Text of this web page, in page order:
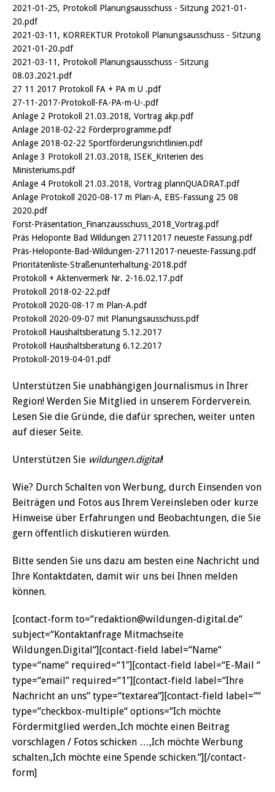
2021-01-25, Protokoll Planungsausschuss - Sitzung 2021-01-
20.pdf
2021-03-11, KORREKTUR Protokoll Planungsausschuss - Sitzung
2021-01-20.pdf
2021-03-11, Protokoll Planungsausschuss - Sitzung
08.03.2021.pdf
27 11 2017 Protokoll FA + PA m U .pdf
27-11-2017-Protokoll-FA-PA-m-U-.pdf
Anlage 2 Protokoll 21.03.2018, Vortrag akp.pdf
Anlage 2018-02-22 Förderprogramme.pdf
Anlage 2018-02-22 Sportförderungsrichtlinien.pdf
Anlage 3 Protokoll 21.03.2018, ISEK_Kriterien des
Ministeriums.pdf
Anlage 4 Protokoll 21.03.2018, Vortrag plannQUADRAT.pdf
Anlage Protokoll 2020-08-17 m Plan-A, EBS-Fassung 25 08
2020.pdf
Forst-Präsentation_Finanzausschuss_2018_Vortrag.pdf
Präs Heloponte Bad Wildungen 27112017 neueste Fassung.pdf
Präs-Heloponte-Bad-Wildungen-27112017-neueste-Fassung.pdf
Prioritätenliste-Straßenunterhaltung-2018.pdf
Protokoll + Aktenvermerk Nr. 2-16.02.17.pdf
Protokoll 2018-02-22.pdf
Protokoll 2020-08-17 m Plan-A.pdf
Protokoll 2020-09-07 mit Planungsausschuss.pdf
Protokoll Haushaltsberatung 5.12.2017
Protokoll Haushaltsberatung 6.12.2017
Protokoll-2019-04-01.pdf
Unterstützen Sie unabhängigen Journalismus in Ihrer
Region! Werden Sie Mitglied in unserem Förderverein.
Lesen Sie die Gründe, die dafür sprechen, weiter unten
auf dieser Seite.
Unterstützen Sie wildungen.digital!
Wie? Durch Schalten von Werbung, durch Einsenden von
Beiträgen und Fotos aus Ihrem Vereinsleben oder kurze
Hinweise über Erfahrungen und Beobachtungen, die Sie
gern öffentlich diskutieren würden.
Bitte senden Sie uns dazu am besten eine Nachricht und
Ihre Kontaktdaten, damit wir uns bei Ihnen melden
können.
[contact-form to=“redaktion@wildungen-digital.de“
subject=“Kontaktanfrage Mitmachseite
Wildungen.Digital“][contact-field label=“Name“
type=“name“ required=“1″][contact-field label=“E-Mail “
type=“email“ required=“1″][contact-field label=“Ihre
Nachricht an uns“ type=“textarea“][contact-field label=““
type=“checkbox-multiple“ options=“Ich möchte
Fördermitglied werden.,Ich möchte einen Beitrag
vorschlagen / Fotos schicken …,Ich möchte Werbung
schalten.,Ich möchte eine Spende schicken.“][/contact-
form]